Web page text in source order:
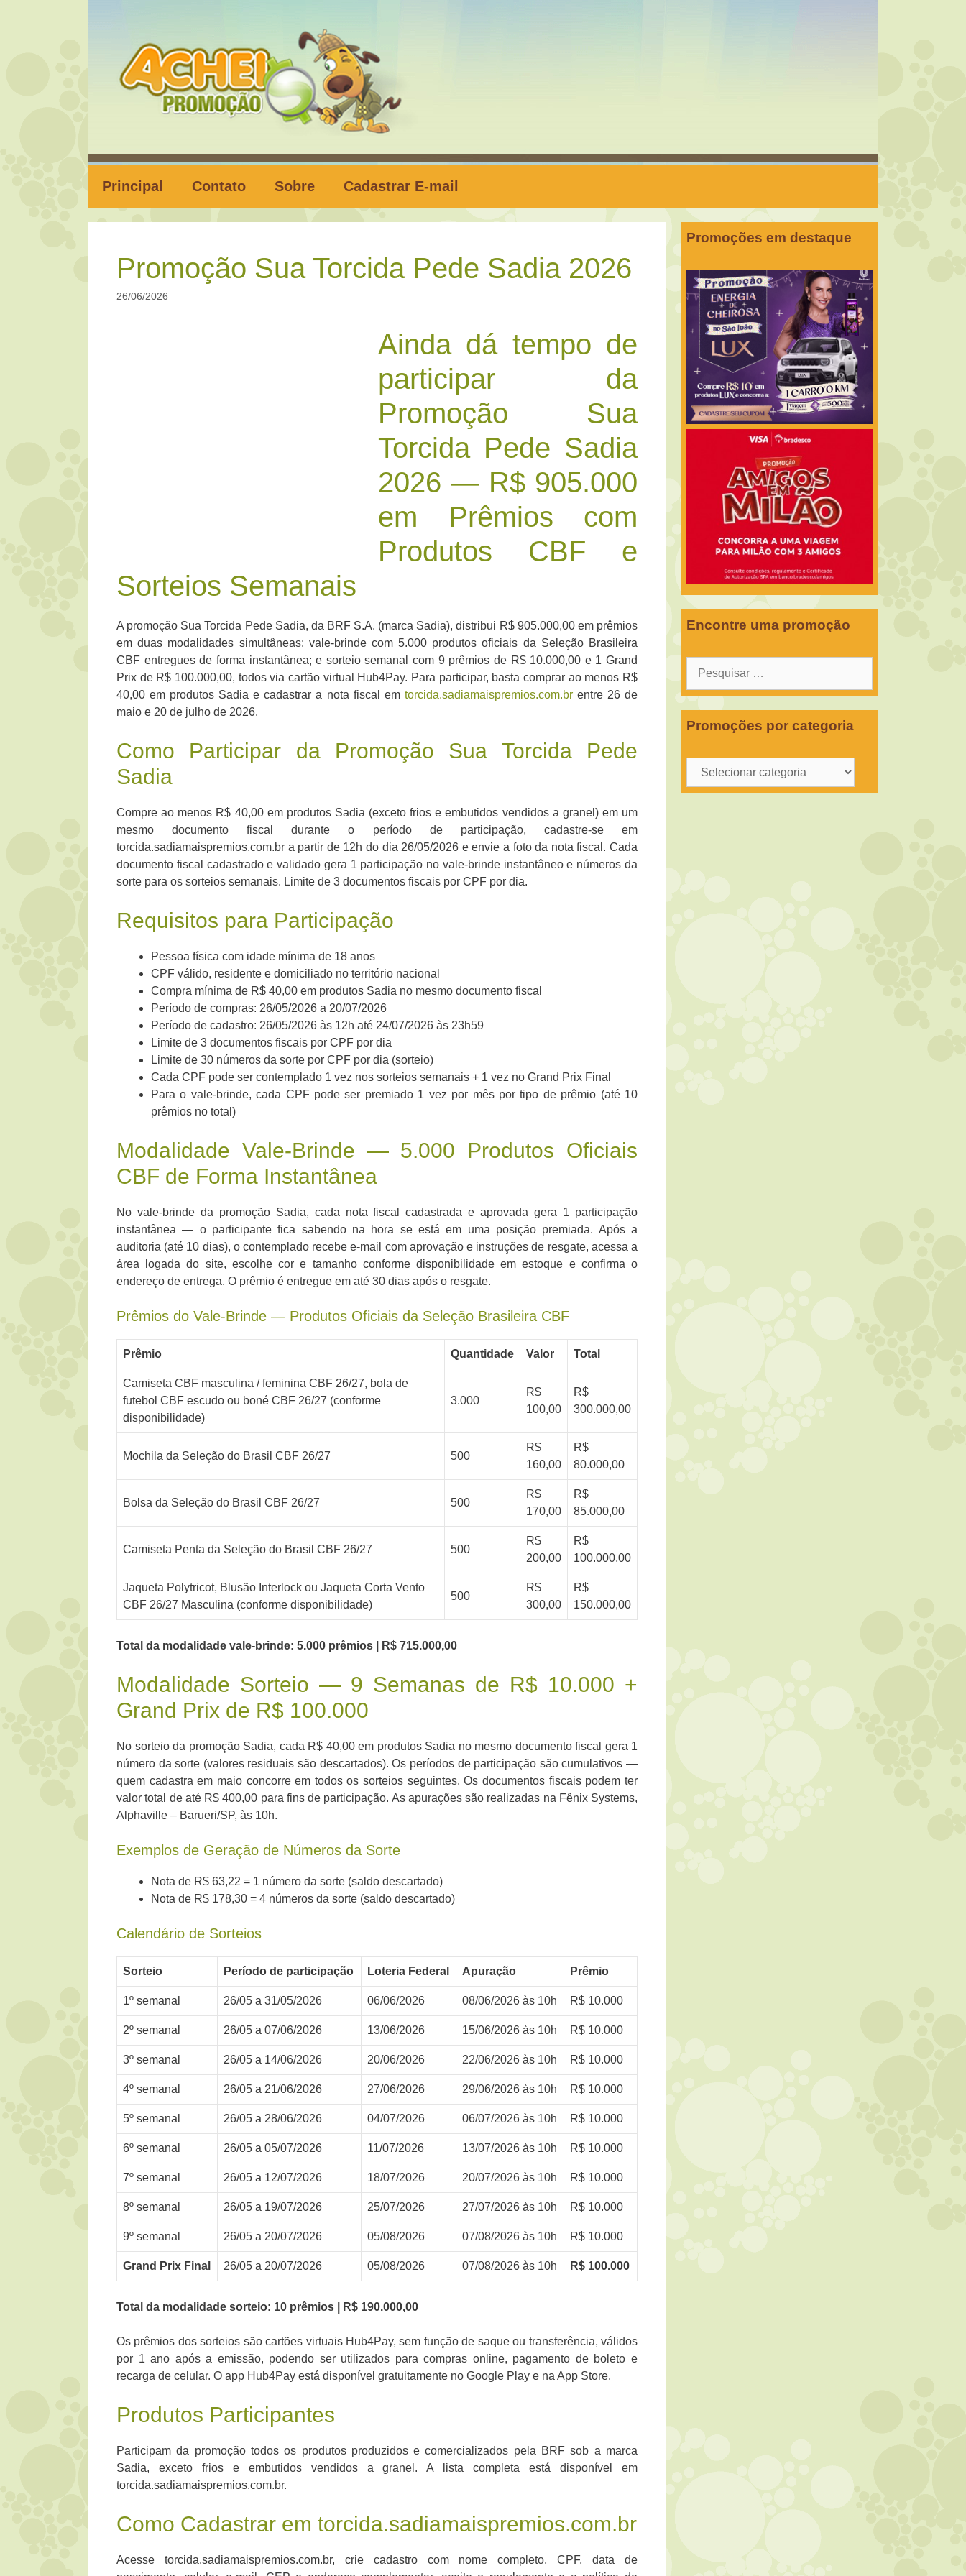
Principal Contato Sobre Cadastrar E-mail
Promoção Sua Torcida Pede Sadia 2026
26/06/2026
Ainda dá tempo de
participar da
Promoção Sua
Torcida Pede Sadia
2026 — R$ 905.000
em Prêmios com
Produtos CBF e
Sorteios Semanais
A promoção Sua Torcida Pede Sadia, da BRF S.A. (marca Sadia), distribui R$ 905.000,00 em prêmios
em duas modalidades simultâneas: vale-brinde com 5.000 produtos oficiais da Seleção Brasileira
CBF entregues de forma instantânea; e sorteio semanal com 9 prêmios de R$ 10.000,00 e 1 Grand
Prix de R$ 100.000,00, todos via cartão virtual Hub4Pay. Para participar, basta comprar ao menos R$
40,00 em produtos Sadia e cadastrar a nota fiscal em torcida.sadiamaispremios.com.brentre 26 de
maio e 20 de julho de 2026.
Como Participar da Promoção Sua Torcida Pede
Sadia
Compre ao menos R$ 40,00 em produtos Sadia (exceto frios e embutidos vendidos a granel) em um
mesmo documento fiscal durante o período de participação, cadastre-se em
torcida.sadiamaispremios.com.br a partir de 12h do dia 26/05/2026 e envie a foto da nota fiscal. Cada
documento fiscal cadastrado e validado gera 1 participação no vale-brinde instantâneo e números da
sorte para os sorteios semanais. Limite de 3 documentos fiscais por CPF por dia.
Requisitos para Participação
Pessoa física com idade mínima de 18 anos
CPF válido, residente e domiciliado no território nacional
Compra mínima de R$ 40,00 em produtos Sadia no mesmo documento fiscal
Período de compras: 26/05/2026 a 20/07/2026
Período de cadastro: 26/05/2026 às 12h até 24/07/2026 às 23h59
Limite de 3 documentos fiscais por CPF por dia
Limite de 30 números da sorte por CPF por dia (sorteio)
Cada CPF pode ser contemplado 1 vez nos sorteios semanais + 1 vez no Grand Prix Final
Para o vale-brinde, cada CPF pode ser premiado 1 vez por mês por tipo de prêmio (até 10
prêmios no total)
Modalidade Vale-Brinde — 5.000 Produtos Oficiais
CBF de Forma Instantânea
No vale-brinde da promoção Sadia, cada nota fiscal cadastrada e aprovada gera 1 participação
instantânea — o participante fica sabendo na hora se está em uma posição premiada. Após a
auditoria (até 10 dias), o contemplado recebe e-mail com aprovação e instruções de resgate, acessa a
área logada do site, escolhe cor e tamanho conforme disponibilidade em estoque e confirma o
endereço de entrega. O prêmio é entregue em até 30 dias após o resgate.
Prêmios do Vale-Brinde — Produtos Oficiais da Seleção Brasileira CBF
Prêmio Quantidade Valor Total
Camiseta CBF masculina / feminina CBF 26/27, bola de
futebol CBF escudo ou boné CBF 26/27 (conforme
disponibilidade)
3.000
R$
100,00
R$
300.000,00
Mochila da Seleção do Brasil CBF 26/27 500
R$
160,00
R$
80.000,00
Bolsa da Seleção do Brasil CBF 26/27 500
R$
170,00
R$
85.000,00
Camiseta Penta da Seleção do Brasil CBF 26/27 500
R$
200,00
R$
100.000,00
Jaqueta Polytricot, Blusão Interlock ou Jaqueta Corta Vento
CBF 26/27 Masculina (conforme disponibilidade)
500
R$
300,00
R$
150.000,00
Total da modalidade vale-brinde: 5.000 prêmios | R$ 715.000,00
Modalidade Sorteio — 9 Semanas de R$ 10.000 +
Grand Prix de R$ 100.000
No sorteio da promoção Sadia, cada R$ 40,00 em produtos Sadia no mesmo documento fiscal gera 1
número da sorte (valores residuais são descartados). Os períodos de participação são cumulativos —
quem cadastra em maio concorre em todos os sorteios seguintes. Os documentos fiscais podem ter
valor total de até R$ 400,00 para fins de participação. As apurações são realizadas na Fênix Systems,
Alphaville – Barueri/SP, às 10h.
Exemplos de Geração de Números da Sorte
Nota de R$ 63,22 = 1 número da sorte (saldo descartado)
Nota de R$ 178,30 = 4 números da sorte (saldo descartado)
Calendário de Sorteios
Sorteio Período de participação Loteria Federal Apuração Prêmio
1º semanal 26/05 a 31/05/2026 06/06/2026 08/06/2026 às 10h R$ 10.000
2º semanal 26/05 a 07/06/2026 13/06/2026 15/06/2026 às 10h R$ 10.000
3º semanal 26/05 a 14/06/2026 20/06/2026 22/06/2026 às 10h R$ 10.000
4º semanal 26/05 a 21/06/2026 27/06/2026 29/06/2026 às 10h R$ 10.000
5º semanal 26/05 a 28/06/2026 04/07/2026 06/07/2026 às 10h R$ 10.000
6º semanal 26/05 a 05/07/2026 11/07/2026 13/07/2026 às 10h R$ 10.000
7º semanal 26/05 a 12/07/2026 18/07/2026 20/07/2026 às 10h R$ 10.000
8º semanal 26/05 a 19/07/2026 25/07/2026 27/07/2026 às 10h R$ 10.000
9º semanal 26/05 a 20/07/2026 05/08/2026 07/08/2026 às 10h R$ 10.000
Grand Prix Final 26/05 a 20/07/2026 05/08/2026 07/08/2026 às 10h R$ 100.000
Total da modalidade sorteio: 10 prêmios | R$ 190.000,00
Os prêmios dos sorteios são cartões virtuais Hub4Pay, sem função de saque ou transferência, válidos
por 1 ano após a emissão, podendo ser utilizados para compras online, pagamento de boleto e
recarga de celular. O app Hub4Pay está disponível gratuitamente no Google Play e na App Store.
Produtos Participantes
Participam da promoção todos os produtos produzidos e comercializados pela BRF sob a marca
Sadia, exceto frios e embutidos vendidos a granel. A lista completa está disponível em
torcida.sadiamaispremios.com.br.
Como Cadastrar em torcida.sadiamaispremios.com.br
Acesse torcida.sadiamaispremios.com.br, crie cadastro com nome completo, CPF, data de
Promoções em destaque
Encontre uma promoção
Pesquisar
Promoções por categoria
Promoções
por